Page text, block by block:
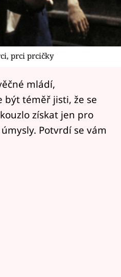
prci prcičky
mládí,
být téměř jisti, že se
získat jen pro
Potvrdí se vám